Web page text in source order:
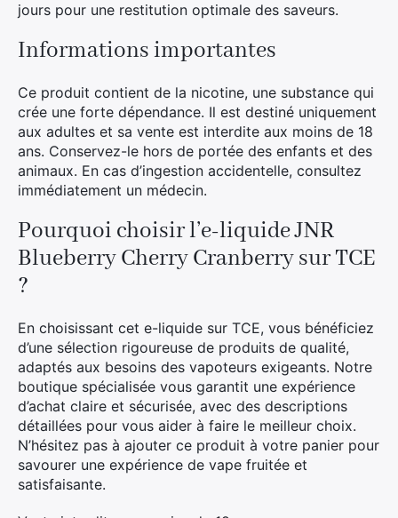
jours pour une restitution optimale des saveurs.
Informations importantes
Ce produit contient de la nicotine, une substance qui
crée une forte dépendance. Il est destiné uniquement
aux adultes et sa vente est interdite aux moins de 18
ans. Conservez-le hors de portée des enfants et des
animaux. En cas d’ingestion accidentelle, consultez
immédiatement un médecin.
Pourquoi choisir l’e-liquide JNR
Blueberry Cherry Cranberry sur TCE
?
En choisissant cet e-liquide sur TCE, vous bénéficiez
d’une sélection rigoureuse de produits de qualité,
adaptés aux besoins des vapoteurs exigeants. Notre
boutique spécialisée vous garantit une expérience
d’achat claire et sécurisée, avec des descriptions
détaillées pour vous aider à faire le meilleur choix.
N’hésitez pas à ajouter ce produit à votre panier pour
savourer une expérience de vape fruitée et
satisfaisante.